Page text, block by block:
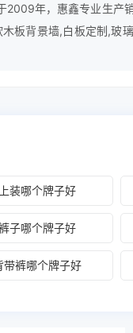
2009年，惠鑫专业生产
板背景墙,白板定制,玻
上装哪个牌子好
子哪个牌子好
带裤哪个牌子好